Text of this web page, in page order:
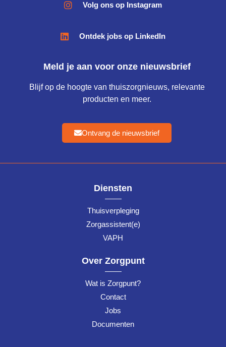
Volg ons op Instagram
Ontdek jobs op LinkedIn
Meld je aan voor onze nieuwsbrief
Blijf op de hoogte van thuiszorgnieuws, relevante
producten en meer.
Ontvang de nieuwsbrief
Diensten
Thuisverpleging
Zorgassistent(e)
VAPH
Over Zorgpunt
Wat is Zorgpunt?
Contact
Jobs
Documenten